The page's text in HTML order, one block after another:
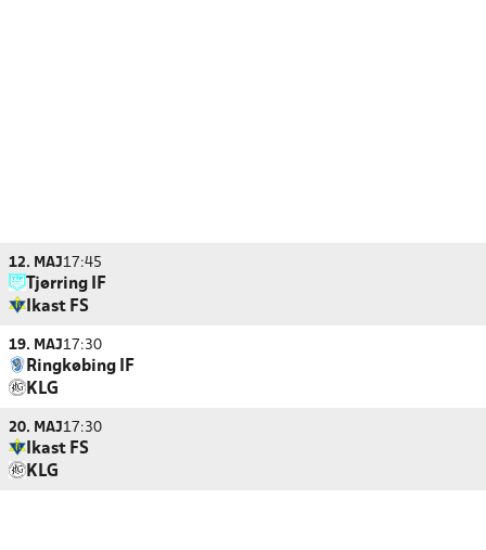
12. MAJ17:45
Tjørring IF
Ikast FS
19. MAJ17:30
Ringkøbing IF
KLG
20. MAJ17:30
Ikast FS
KLG